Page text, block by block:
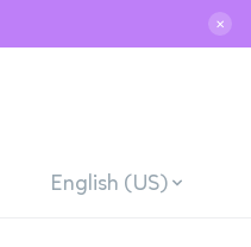
✕
English (US)